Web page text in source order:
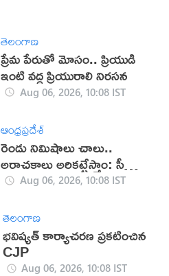
తెలంగాణ
ప్రేమ పేరుతో మోసం.. ప్రియుడి
ఇంటి వద్ద ప్రియురాలి నిరసన
Aug 06, 2026, 10:08 IST
ఆంధ్రప్రదేశ్
రెండు నిమిషాలు చాలు..
అరాచకాలు అరికట్టేస్తాం: సీఎం
చంద్రబాబు
Aug 06, 2026, 10:08 IST
తెలంగాణ
భవిష్యత్ కార్యాచరణ ప్రకటించిన
CJP
Aug 06, 2026, 10:08 IST